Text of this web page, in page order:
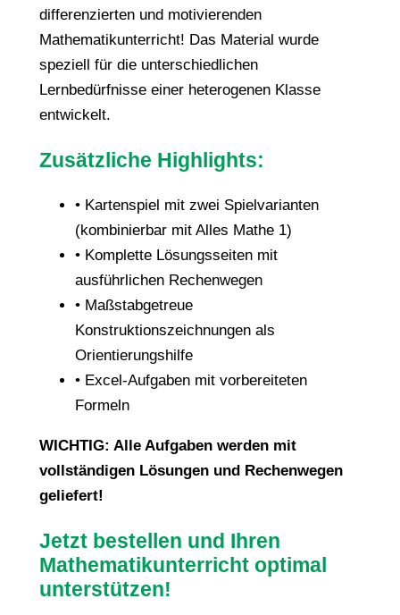
differenzierten und motivierenden
Mathematikunterricht! Das Material wurde
speziell für die unterschiedlichen
Lernbedürfnisse einer heterogenen Klasse
entwickelt.
Zusätzliche Highlights:
• Kartenspiel mit zwei Spielvarianten
(kombinierbar mit Alles Mathe 1)
• Komplette Lösungsseiten mit
ausführlichen Rechenwegen
• Maßstabgetreue
Konstruktionszeichnungen als
Orientierungshilfe
• Excel-Aufgaben mit vorbereiteten
Formeln
WICHTIG: Alle Aufgaben werden mit
vollständigen Lösungen und Rechenwegen
geliefert!
Jetzt bestellen und Ihren
Mathematikunterricht optimal
unterstützen!